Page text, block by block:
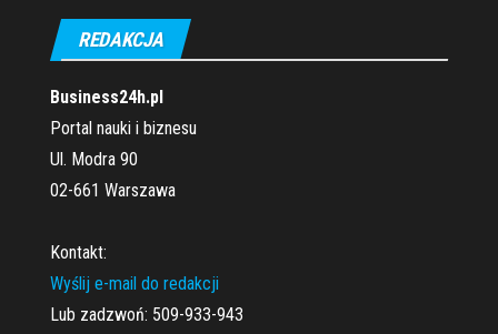
REDAKCJA
Business24h.pl
Portal nauki i biznesu
Ul. Modra 90
02-661 Warszawa
Kontakt:
Wyślij e-mail do redakcji
Lub zadzwoń: 509-933-943